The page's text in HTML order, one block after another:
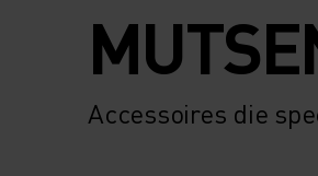
Accessoires die